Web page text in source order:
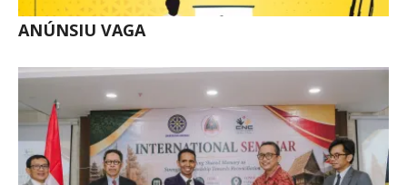
ANÚNSIU VAGA